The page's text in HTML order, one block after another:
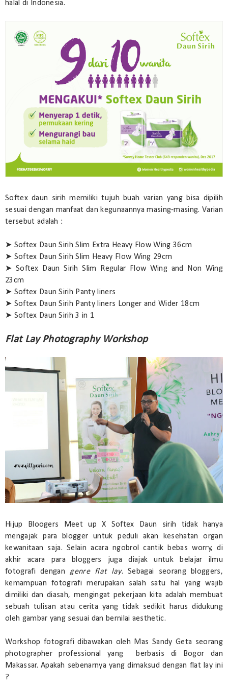
halal di Indonesia.
Softex daun sirih memiliki tujuh buah varian yang bisa dipilih
sesuai dengan manfaat dan kegunaannya masing-masing. Varian
tersebut adalah :
➤ Softex Daun Sirih Slim Extra Heavy Flow Wing 36cm
➤ Softex Daun Sirih Slim Heavy Flow Wing 29cm
➤ Softex Daun Sirih Slim Regular Flow Wing and Non Wing
23cm
➤ Softex Daun Sirih Panty liners
➤ Softex Daun Sirih Panty liners Longer and Wider 18cm
➤ Softex Daun Sirih 3 in 1
Flat Lay Photography Workshop
Hijup Bloogers Meet up X Softex Daun sirih tidak hanya
mengajak para blogger untuk peduli akan kesehatan organ
kewanitaan saja. Selain acara ngobrol cantik bebas worry, di
akhir acara para bloggers juga diajak untuk belajar ilmu
fotografi dengan genre flat lay. Sebagai seorang bloggers,
kemampuan fotografi merupakan salah satu hal yang wajib
dimiliki dan diasah, mengingat pekerjaan kita adalah membuat
sebuah tulisan atau cerita yang tidak sedikit harus didukung
oleh gambar yang sesuai dan bernilai aesthetic.
Workshop fotografi dibawakan oleh Mas Sandy Geta seorang
photographer professional yang berbasis di Bogor dan
Makassar. Apakah sebenarnya yang dimaksud dengan flat lay ini
?